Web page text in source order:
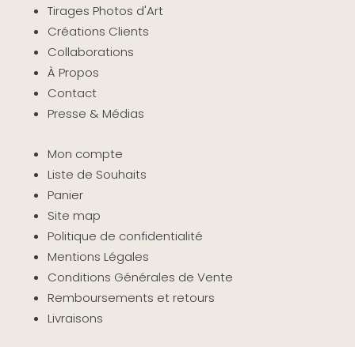
Tirages Photos d'Art
Créations Clients
Collaborations
À Propos
Contact
Presse & Médias
Mon compte
Liste de Souhaits
Panier
Site map
Politique de confidentialité
Mentions Légales
Conditions Générales de Vente
Remboursements et retours
Livraisons